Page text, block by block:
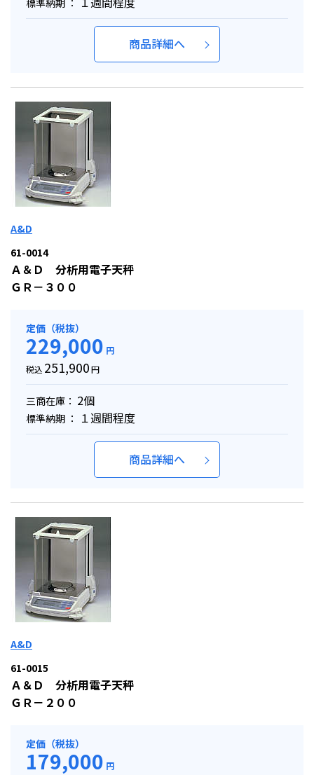
標準納期 ：
商品詳細へ
A&D
61-0014
Ａ＆Ｄ 分析用電子天秤
ＧＲ－３００
定価（税抜）
229,000 円
税込 251,900円
三商在庫： 2個
標準納期 ： １週間程度
商品詳細へ
A&D
61-0015
Ａ＆Ｄ 分析用電子天秤
ＧＲ－２００
定価（税抜）
179,000 円